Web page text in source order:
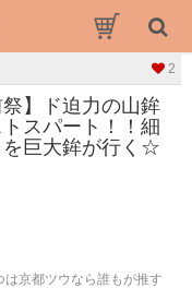
2
祭】ド迫力の山鉾
スパート！！細
を巨大鉾が行く☆
京都ツウなら誰もが推す